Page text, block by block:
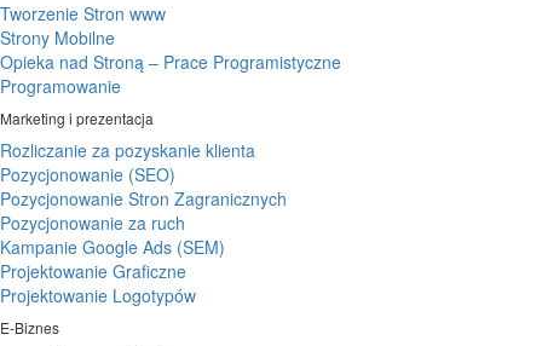
Tworzenie Stron www
Strony Mobilne
Opieka nad Stroną – Prace Programistyczne
Programowanie
Marketing i prezentacja
Rozliczanie za pozyskanie klienta
Pozycjonowanie (SEO)
Pozycjonowanie Stron Zagranicznych
Pozycjonowanie za ruch
Kampanie Google Ads (SEM)
Projektowanie Graficzne
Projektowanie Logotypów
E-Biznes